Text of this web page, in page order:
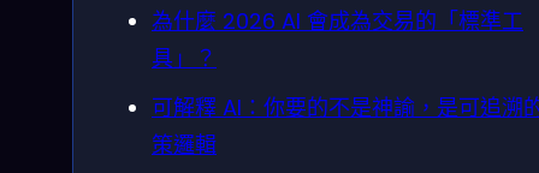
為什麼 2026 AI 會成為交易的「標準工
具」？
可解釋 AI：你要的不是神諭，是可追溯
策邏輯